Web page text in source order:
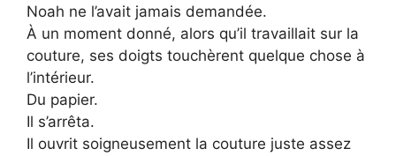
Noah ne l’avait jamais demandée.
À un moment donné, alors qu’il travaillait sur la
couture, ses doigts touchèrent quelque chose à
l’intérieur.
Du papier.
Il s’arrêta.
Il ouvrit soigneusement la couture juste assez